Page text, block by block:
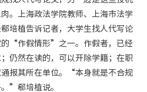
。上海政法学院教师、上海市法学
培植告诉记者，大学生找人代写论
的“作假情形”之一。作假者，已经
仍然在读的，可以开除学籍；在职
报其所在单位。“本身就是不合规
”郗培植说。